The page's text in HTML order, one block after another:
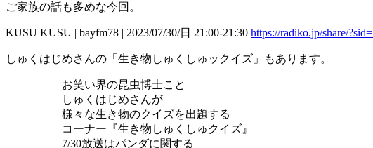
ご家族の話も多めな今回。
KUSU KUSU | bayfm78 | 2023/07/30/日 21:00-21:30 https://radiko.jp/share/
しゅくはじめさんの「生き物しゅくしゅックイズ」もあります。
お笑い界の昆虫博士こと
しゅくはじめさんが
様々な生き物のクイズを出題する
コーナー『生き物しゅくしゅクイズ』
7/30放送はパンダに関する